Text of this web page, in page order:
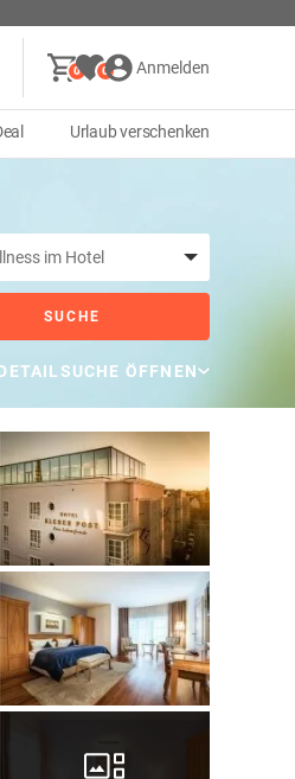
0 0 Anmelden
Urlaub verschenken
SUCHE
ÖFFNEN